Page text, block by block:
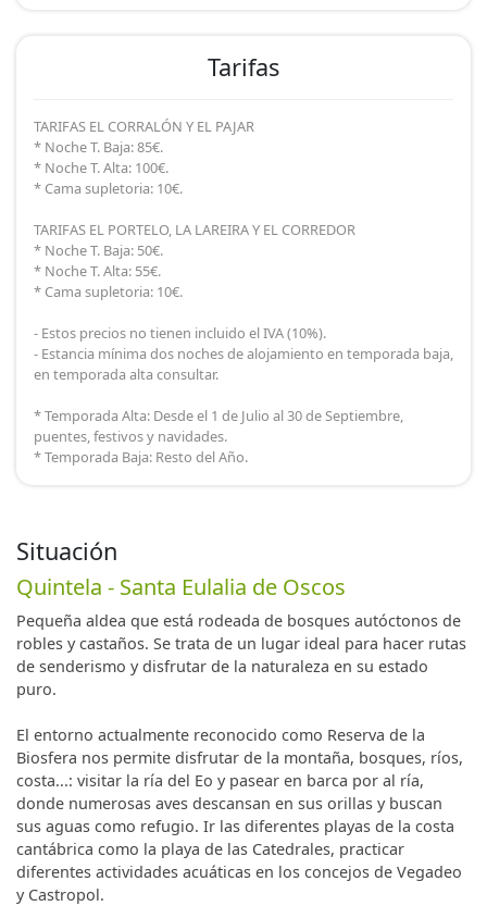
Situación
Quintela - Santa Eulalia de Oscos
Pequeña aldea que está rodeada de bosques autóctonos de
robles y castaños. Se trata de un lugar ideal para hacer rutas
de senderismo y disfrutar de la naturaleza en su estado
puro.
El entorno actualmente reconocido como Reserva de la
Biosfera nos permite disfrutar de la montaña, bosques, ríos,
costa...: visitar la ría del Eo y pasear en barca por al ría,
donde numerosas aves descansan en sus orillas y buscan
sus aguas como refugio. Ir las diferentes playas de la costa
cantábrica como la playa de las Catedrales, practicar
diferentes actividades acuáticas en los concejos de Vegadeo
y Castropol.
Tarifas
TARIFAS EL CORRALÓN Y EL PAJAR
* Noche T. Baja: 85€.
* Noche T. Alta: 100€.
* Cama supletoria: 10€.
TARIFAS EL PORTELO, LA LAREIRA Y EL CORREDOR
* Noche T. Baja: 50€.
* Noche T. Alta: 55€.
* Cama supletoria: 10€.
- Estos precios no tienen incluido el IVA (10%).
- Estancia mínima dos noches de alojamiento en temporada baja,
en temporada alta consultar.
* Temporada Alta: Desde el 1 de Julio al 30 de Septiembre,
puentes, festivos y navidades.
* Temporada Baja: Resto del Año.